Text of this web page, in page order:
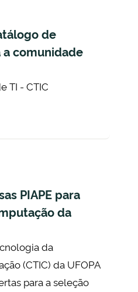
de
a comunidade
TI - CTIC
PIAPE para
da
da
(CTIC) da UFOPA
para a seleção